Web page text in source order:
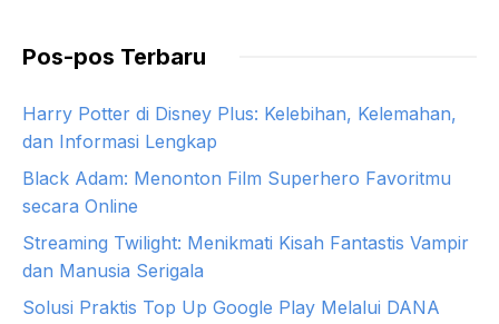
Pos-pos Terbaru
Harry Potter di Disney Plus: Kelebihan, Kelemahan,
dan Informasi Lengkap
Black Adam: Menonton Film Superhero Favoritmu
secara Online
Streaming Twilight: Menikmati Kisah Fantastis Vampir
dan Manusia Serigala
Solusi Praktis Top Up Google Play Melalui DANA